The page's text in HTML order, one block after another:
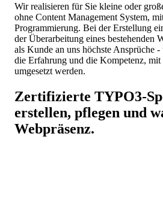
Wir realisieren für Sie kleine oder
ohne Content Management System,
Programmierung. Bei der Erstellung
der Überarbeitung eines bestehenden
als Kunde an uns höchste Ansprüche -
die Erfahrung und die Kompetenz,
umgesetzt werden.
Zertifizierte TYPO3-
erstellen, pflegen und
Webpräsenz.